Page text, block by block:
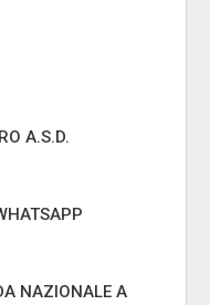
A.S.D.
NAZIONALE A